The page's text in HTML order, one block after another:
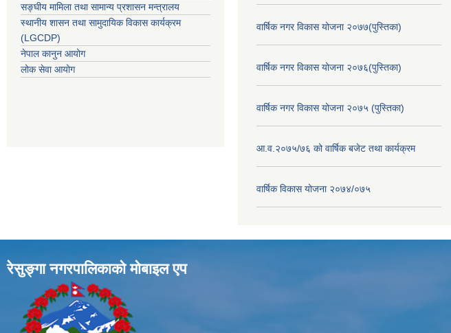
सङ्घीय मामिला तथा सामान्य प्रशासन मन्त्रालय
स्थानीय शासन तथा सामुदायिक विकास कार्यक्रम
(LGCDP)
नेपाल कानुन आयोग
लोक सेवा आयोग
वार्षिक नगर विकास योजना २०७७(पुस्तिका)
वार्षिक नगर विकास योजना २०७६(पुस्तिका)
वार्षिक नगर विकास योजना २०७५ (पुस्तिका)
आ.व.२०७५/७६ को वार्षिक बजेट तथा कार्यक्रम
वार्षिक विकास योजना २०७४/०७५
रेसुङ्गा नगरपालिकाकाे माेबाइल एप